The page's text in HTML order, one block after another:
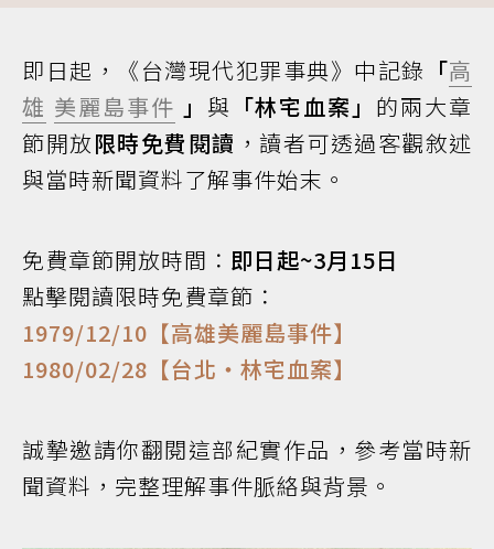
即日起，《台灣現代犯罪事典》中記錄 「高
雄 美麗島事件 」 與 「林宅血案」 的兩大章
節開放限時免費閱讀 ，讀者可透過客觀敘述
與當時新聞資料了解事件始末。
免費章節開放時間： 即日起~3月15日
點擊閱讀限時免費章節：
1979/12/10【高雄美麗島事件】
1980/02/28【台北・林宅血案】
誠摯邀請你翻閱這部紀實作品，參考當時新
聞資料，完整理解事件脈絡與背景。